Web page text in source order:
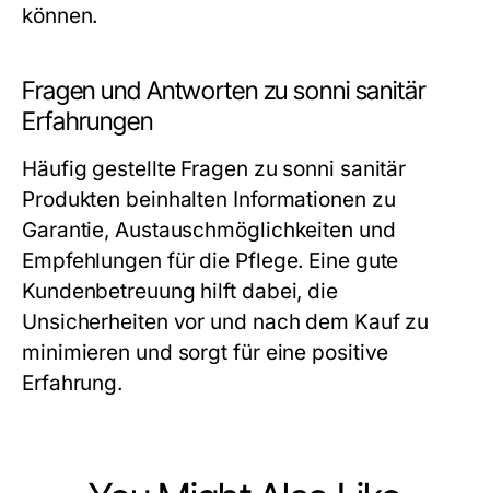
können.
Fragen und Antworten zu sonni sanitär
Erfahrungen
Häufig gestellte Fragen zu sonni sanitär
Produkten beinhalten Informationen zu
Garantie, Austauschmöglichkeiten und
Empfehlungen für die Pflege. Eine gute
Kundenbetreuung hilft dabei, die
Unsicherheiten vor und nach dem Kauf zu
minimieren und sorgt für eine positive
Erfahrung.